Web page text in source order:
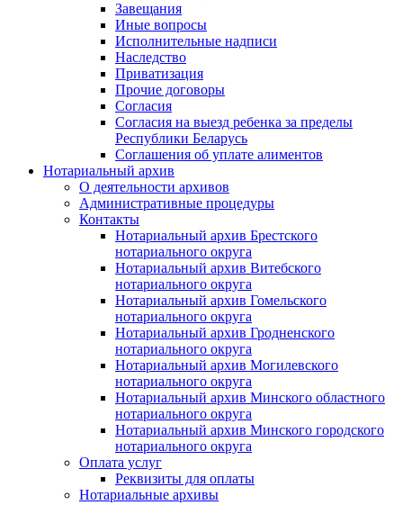
Завещания
Иные вопросы
Исполнительные надписи
Наследство
Приватизация
Прочие договоры
Согласия
Согласия на выезд ребенка за пределы
Республики Беларусь
Соглашения об уплате алиментов
Нотариальный архив
О деятельности архивов
Административные процедуры
Контакты
Нотариальный архив Брестского
нотариального округа
Нотариальный архив Витебского
нотариального округа
Нотариальный архив Гомельского
нотариального округа
Нотариальный архив Гродненского
нотариального округа
Нотариальный архив Могилевского
нотариального округа
Нотариальный архив Минского областного
нотариального округа
Нотариальный архив Минского городского
нотариального округа
Оплата услуг
Реквизиты для оплаты
Нотариальные архивы